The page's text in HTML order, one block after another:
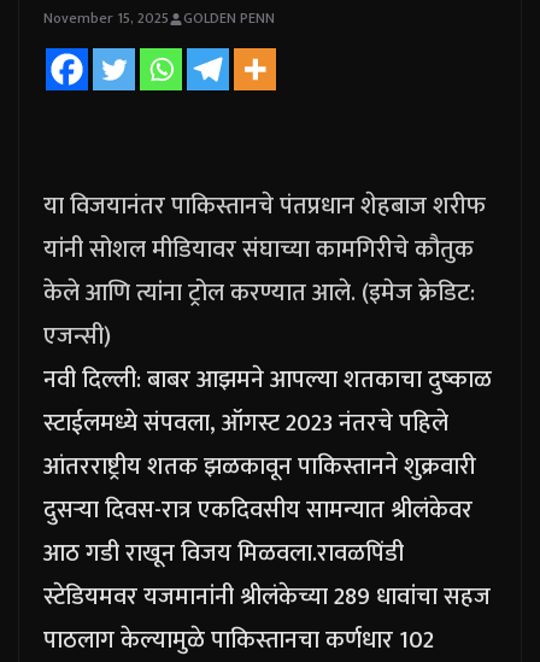
November 15, 2025 GOLDEN PENN
या विजयानंतर पाकिस्तानचे पंतप्रधान शेहबाज शरीफ
यांनी सोशल मीडियावर संघाच्या कामगिरीचे कौतुक
केले आणि त्यांना ट्रोल करण्यात आले. (इमेज क्रेडिट:
एजन्सी)
नवी दिल्ली: बाबर आझमने आपल्या शतकाचा दुष्काळ
स्टाईलमध्ये संपवला, ऑगस्ट 2023 नंतरचे पहिले
आंतरराष्ट्रीय शतक झळकावून पाकिस्तानने शुक्रवारी
दुसऱ्या दिवस-रात्र एकदिवसीय सामन्यात श्रीलंकेवर
आठ गडी राखून विजय मिळवला.रावळपिंडी
स्टेडियमवर यजमानांनी श्रीलंकेच्या 289 धावांचा सहज
पाठलाग केल्यामुळे पाकिस्तानचा कर्णधार 102